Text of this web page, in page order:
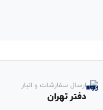
ارسال سفارشات و انبار
دفتر تهران